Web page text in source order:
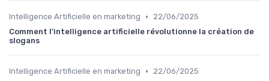
Intelligence Artificielle en marketing •
22/06/2025
Comment l'intelligence artificielle révolutionne la création de
slogans
Intelligence Artificielle en marketing •
22/06/2025